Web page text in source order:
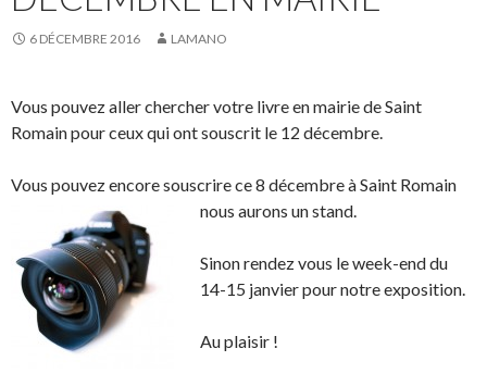
6 DÉCEMBRE 2016 LAMANO
Vous pouvez aller chercher votre livre en mairie de Saint
Romain pour ceux qui ont souscrit le 12 décembre.
Vous pouvez encore souscrire ce 8 décembre à Saint Romain
nous aurons un stand.
Sinon rendez vous le week-end du
14-15 janvier pour notre exposition.
Au plaisir !